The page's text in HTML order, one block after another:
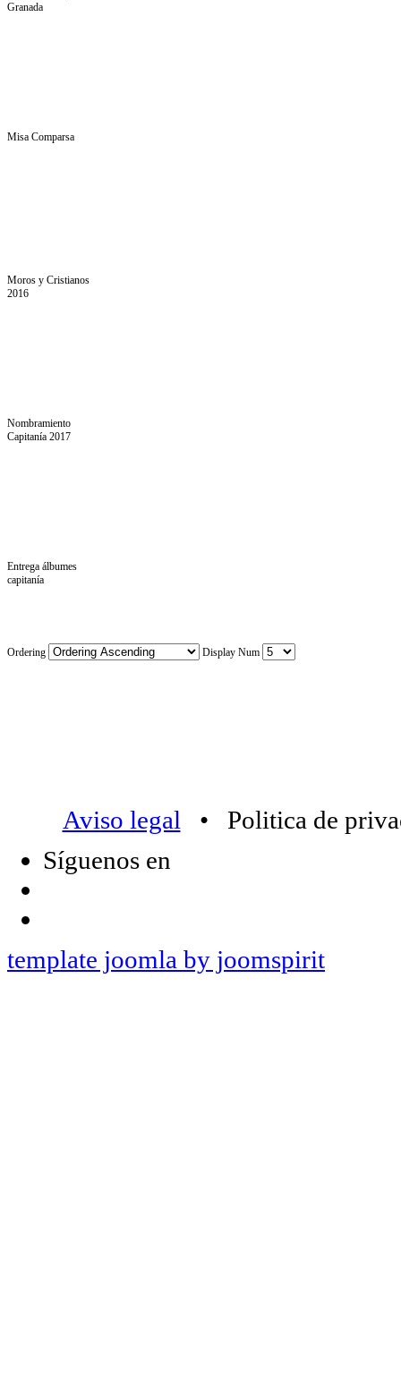
Granada
Misa Comparsa
Moros y Cristianos
2016
Nombramiento
Capitanía 2017
Entrega álbumes
capitanía
Ordering Display Num
Aviso legal • Politica de
Síguenos en
template joomla by joomspirit